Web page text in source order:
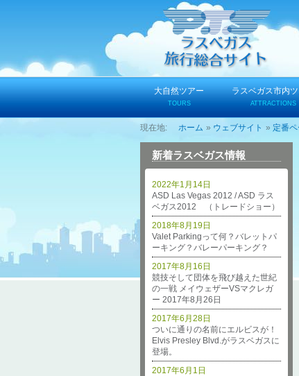
ツ
大自然ツアー
TOURS
ラスベガス市内
ATTRACTIONS
ホーム ウェブサイト 定番
新着ラスベガス情報
ASD Las Vegas 2012 / ASD ラス
ベガス2012 （トレードショー）
2022年1月14日
Valet Parkingって何？バレットパ
ーキング？バレーパーキング？
2018年8月19日
競技そして団体を飛び越えた世紀
の一戦 メイウェザーVSマクレガ
ー 2017年8月26日
2017年8月16日
ついに通りの名前にエルビスが！
Elvis Presley Blvd.がラスベガスに
登場。
2017年6月28日
2017年6月1日